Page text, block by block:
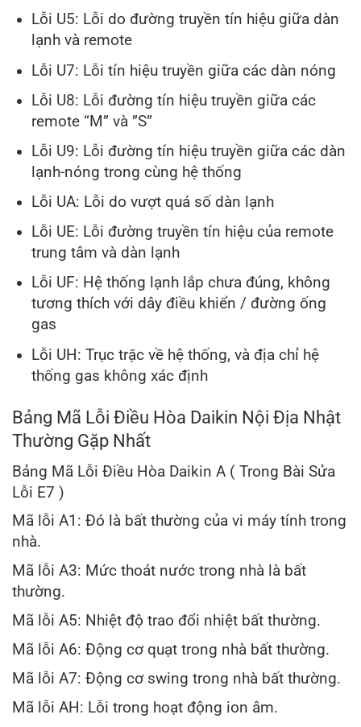
Lỗi U5: Lỗi do đường truyền tín hiệu giữa dàn
lạnh và remote
Lỗi U7: Lỗi tín hiệu truyền giữa các dàn nóng
Lỗi U8: Lỗi đường tín hiệu truyền giữa các
remote “M” và ”S”
Lỗi U9: Lỗi đường tín hiệu truyền giữa các dàn
lạnh-nóng trong cùng hệ thống
Lỗi UA: Lỗi do vượt quá số dàn lạnh
Lỗi UE: Lỗi đường truyền tín hiệu của remote
trung tâm và dàn lạnh
Lỗi UF: Hệ thống lạnh lắp chưa đúng, không
tương thích với dây điều khiển / đường ống
gas
Lỗi UH: Trục trặc về hệ thống, và địa chỉ hệ
thống gas không xác định
Bảng Mã Lỗi Điều Hòa Daikin Nội Địa Nhật
Thường Gặp Nhất
Bảng Mã Lỗi Điều Hòa Daikin A ( Trong Bài Sửa
Lỗi E7 )
Mã lỗi A1: Đó là bất thường của vi máy tính trong
nhà.
Mã lỗi A3: Mức thoát nước trong nhà là bất
thường.
Mã lỗi A5: Nhiệt độ trao đổi nhiệt bất thường.
Mã lỗi A6: Động cơ quạt trong nhà bất thường.
Mã lỗi A7: Động cơ swing trong nhà bất thường.
Mã lỗi AH: Lỗi trong hoạt động ion âm.